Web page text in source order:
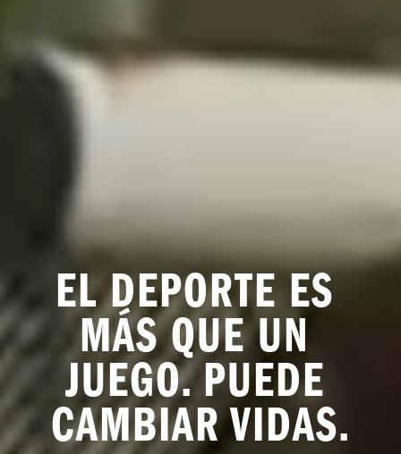
EL DEPORTE ES
MÁS QUE UN
JUEGO. PUEDE
CAMBIAR VIDAS.